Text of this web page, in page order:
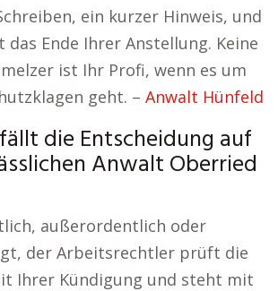
ein kurzer Hinweis, und
Ende Ihrer Anstellung. Keine
ist Ihr Profi, wenn es um
geht. – Anwalt Hünfeld
die Entscheidung auf
Anwalt Oberried
außerordentlich oder
der Arbeitsrechtler prüft die
Ihrer Kündigung und steht mit